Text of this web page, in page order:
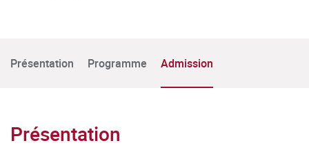
Présentation Programme Admission
Présentation